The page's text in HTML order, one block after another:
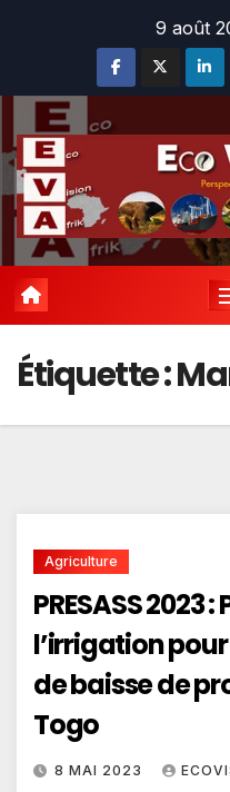
9 août
Étiquette :
Agriculture
PRESASS 2023
l’irrigation
de baisse de
Togo
8 MAI 2023